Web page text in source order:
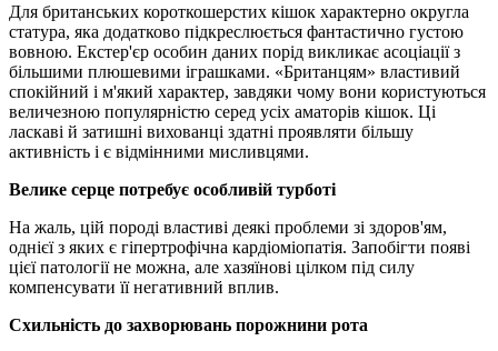
Для британських короткошерстих кішок характерно округла
статура, яка додатково підкреслюється фантастично густою
вовною. Екстер'єр особин даних порід викликає асоціації з
більшими плюшевими іграшками. «Британцям» властивий
спокійний і м'який характер, завдяки чому вони користуються
величезною популярністю серед усіх аматорів кішок. Ці
ласкаві й затишні вихованці здатні проявляти більшу
активність і є відмінними мисливцями.
Велике серце потребує особливій турботі
На жаль, цій породі властиві деякі проблеми зі здоров'ям,
однієї з яких є гіпертрофічна кардіоміопатія. Запобігти появі
цієї патології не можна, але хазяїнові цілком під силу
компенсувати її негативний вплив.
Схильність до захворювань порожнини рота